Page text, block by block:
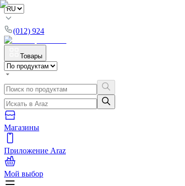
(012) 924
Товары
Магазины
Приложение Araz
Мой выбор